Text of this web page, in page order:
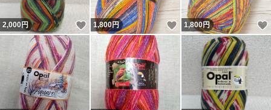
2,000円 いいね！
1,800円 いいね！
1,800円